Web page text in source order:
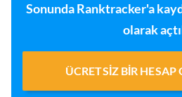
Sonunda Ranktracker'a
olarak
ÜCRETSIZ BIR